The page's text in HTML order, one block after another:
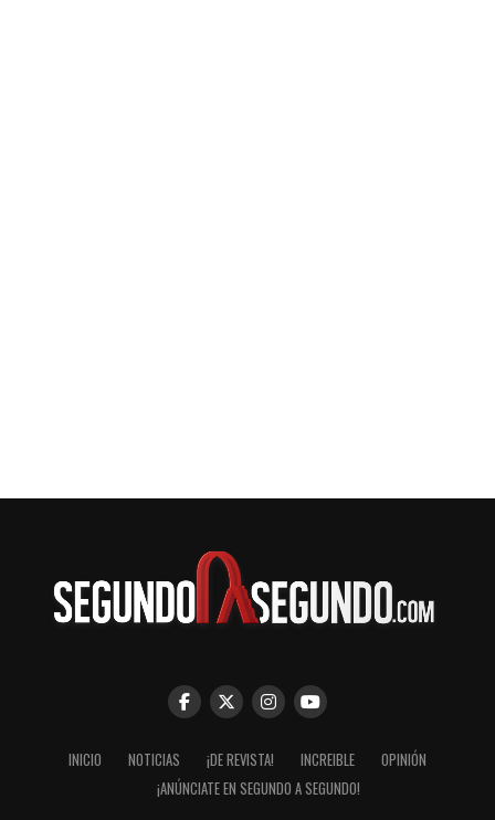
INICIO NOTICIAS ¡DE REVISTA! INCREIBLE
OPINIÓN
¡ANÚNCIATE EN SEGUNDO A SEGUNDO!